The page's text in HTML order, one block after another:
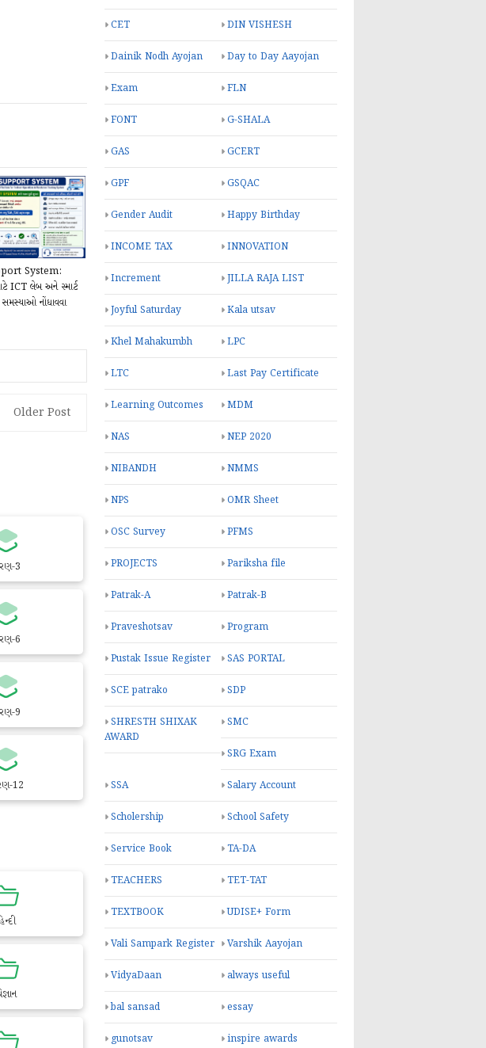
System:
ICT લેબ અને સ્માર્ટ
નોંધાવવા
Older Post
3
6
9
12
CET DIN VISHESH
Dainik Nodh Ayojan Day to Day Aayojan
Exam FLN
FONT G-SHALA
GAS GCERT
GPF GSQAC
Gender Audit Happy Birthday
INCOME TAX INNOVATION
Increment JILLA RAJA LIST
Joyful Saturday Kala utsav
Khel Mahakumbh LPC
LTC Last Pay Certificate
Learning Outcomes MDM
NAS NEP 2020
NIBANDH NMMS
NPS OMR Sheet
OSC Survey PFMS
PROJECTS Pariksha file
Patrak-A Patrak-B
Praveshotsav Program
Pustak Issue Register SAS PORTAL
SCE patrako SDP
SHRESTH SHIXAK
AWARD
SMC
SRG Exam
SSA Salary Account
Scholership School Safety
Service Book TA-DA
TEACHERS TET-TAT
TEXTBOOK UDISE+ Form
Vali Sampark Register Varshik Aayojan
VidyaDaan always useful
bal sansad essay
gunotsav inspire awards